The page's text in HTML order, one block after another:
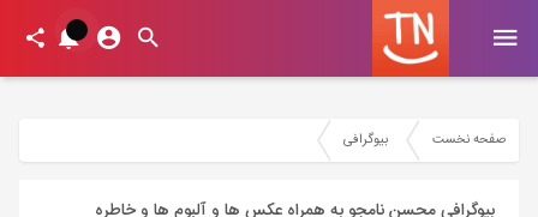
صفحه نخست بیوگرافی
بیوگرافی محسن نامجو به همراه عکس ها و آلبوم ها و خاطره